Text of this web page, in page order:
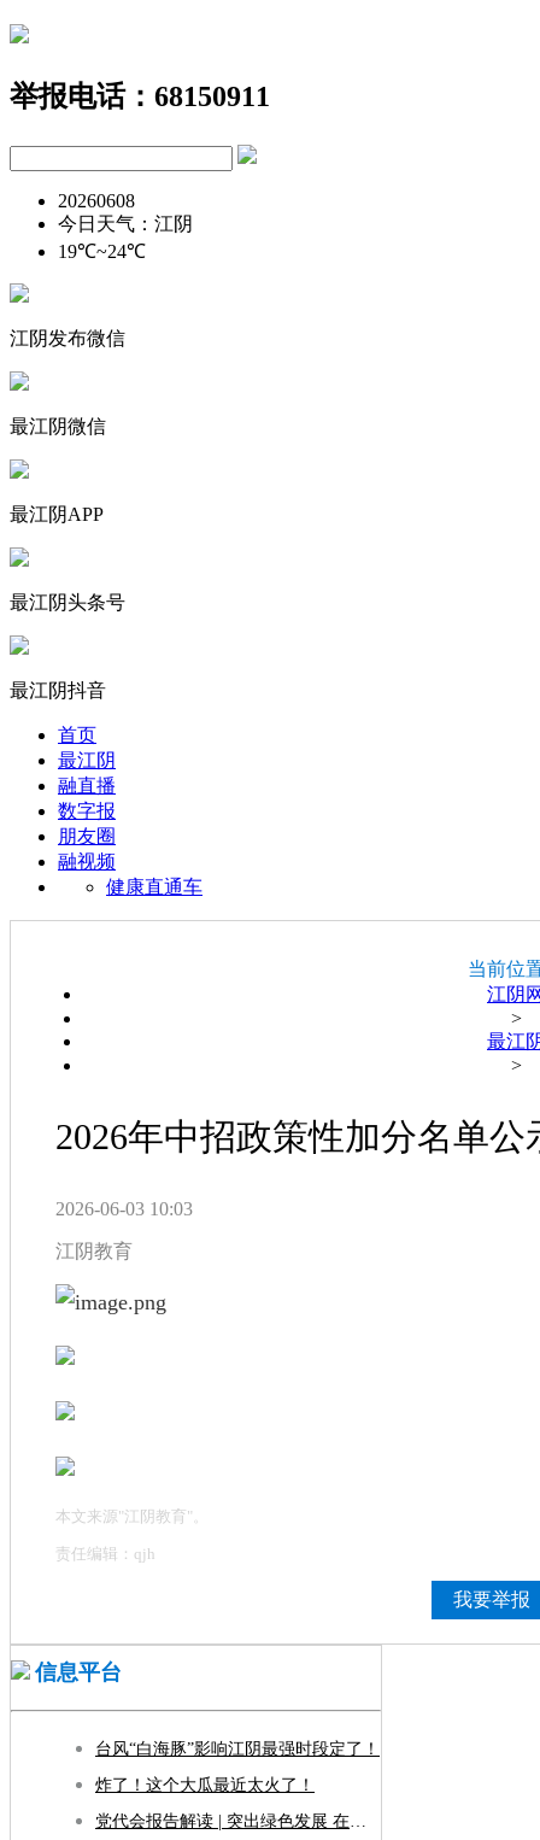
举报电话：68150911
20260608
今日天气：江阴
19℃~24℃
江阴发布微信
最江阴微信
最江阴APP
最江阴头条号
最江阴抖音
首页
最江阴
融直播
数字报
朋友圈
融视频
健康直通车
当前位
江阴
>
最江
>
2026年中招政策性加分名单公
2026-06-03 10:03
江阴教育
本文来源"江阴教育"。
责任编辑：qjh
我要举报
信息平台
台风“白海豚”影响江阴最强时段定了！
炸了！这个大瓜最近太火了！
党代会报告解读 | 突出绿色发展 在描绘美丽江阴新画卷上全面发力